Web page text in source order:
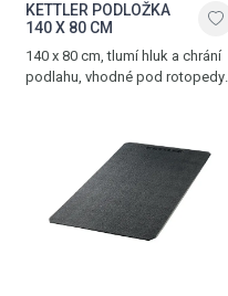
KETTLER PODLOŽKA
140 X 80 CM
140 x 80 cm, tlumí hluk a chrání
podlahu, vhodné pod rotopedy,